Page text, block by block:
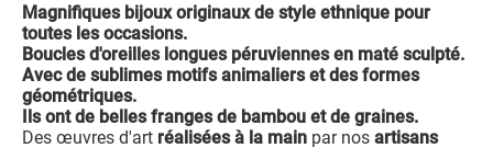
Magnifiques bijoux originaux de style ethnique pour
toutes les occasions.
Boucles d'oreilles longues péruviennes en maté sculpté.
Avec de sublimes motifs animaliers et des formes
géométriques.
Ils ont de belles franges de bambou et de graines.
Des œuvres d'art réalisées à la main par nosartisans